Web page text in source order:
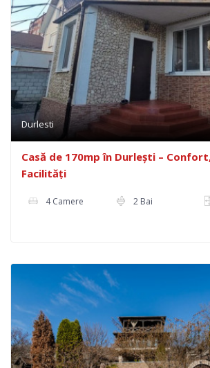
Durlesti
Casă de 170mp în Durlești –
Facilități
4 Camere 2 Bai